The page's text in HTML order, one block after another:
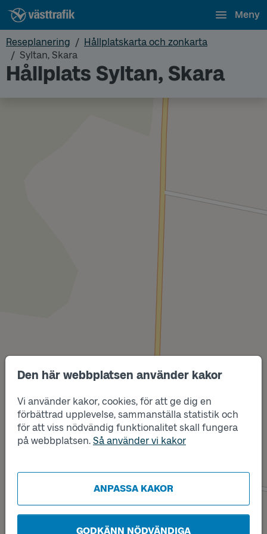
Den här webbplatsen använder kakor
Vi använder kakor, cookies, för att ge dig en
förbättrad upplevelse, sammanställa statistik och
för att viss nödvändig funktionalitet skall fungera
på webbplatsen. Så använder vi kakor
ANPASSA KAKOR
GODKÄNN NÖDVÄNDIGA
Meny
Reseplanering
Hållplatskarta och zonkarta
Syltan, Skara
Hållplats Syltan, Skara
Läge
A
Läge
B